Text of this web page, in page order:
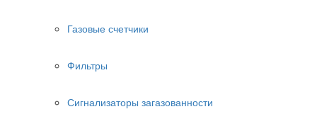
Газовые счетчики
Фильтры
Сигнализаторы загазованности